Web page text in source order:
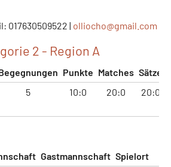
017630509522 | olliocho@gmail.com
2 - Region A
Punkte Matches Sätze
5 10:0 20:0 20:0
Gastmannschaft Spielort